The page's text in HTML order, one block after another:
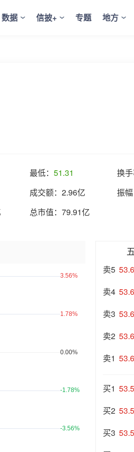
数据 信披+ 专题 地方
最低： 51.31 换手
成交额： 2.96亿 振幅
总市值： 79.91亿
卖5
卖4
卖3
卖2
卖1
买1
买2
买3